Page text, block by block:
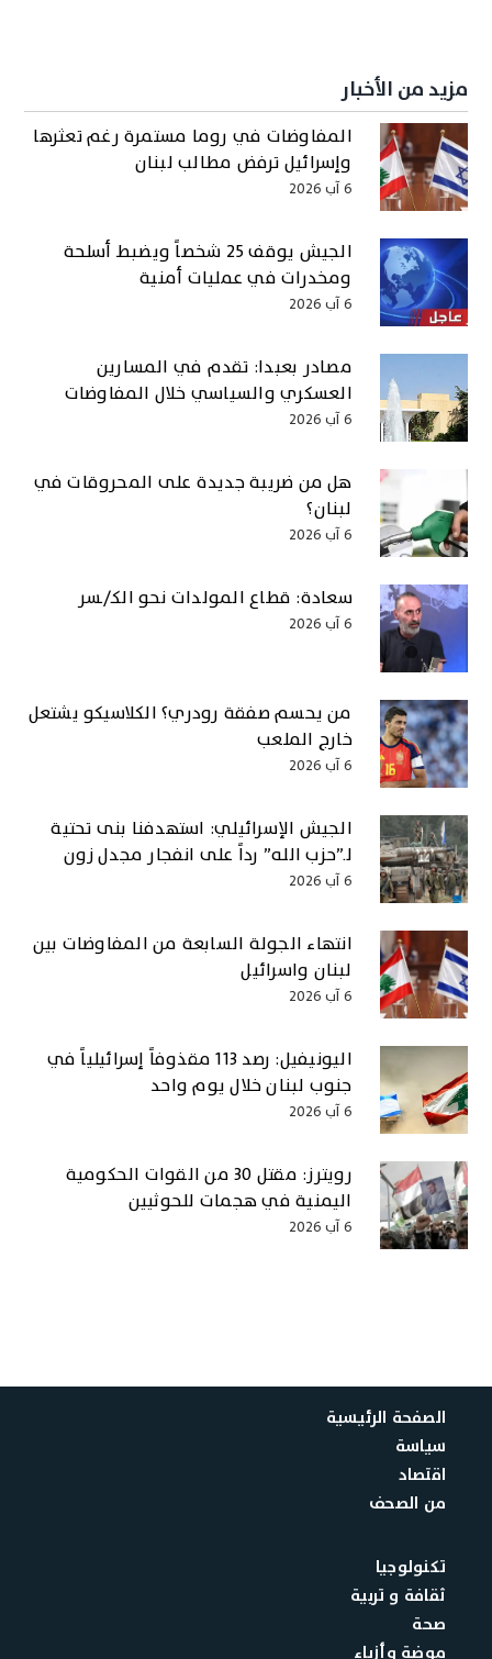
مزيد من الأخبار
المفاوضات في روما مستمرة رغم تعثرها
وإسرائيل ترفض مطالب لبنان
6 آب 2026
الجيش يوقف 25 شخصاً ويضبط أسلحة
ومخدرات في عمليات أمنية
6 آب 2026
مصادر بعبدا: تقدم في المسارين
العسكري والسياسي خلال المفاوضات
6 آب 2026
هل من ضريبة جديدة على المحروقات في
لبنان؟
6 آب 2026
سعادة: قطاع المولدات نحو الكـ/ـسر
6 آب 2026
من يحسم صفقة رودري؟ الكلاسيكو يشتعل
خارج الملعب
6 آب 2026
الجيش الإسرائيلي: استهدفنا بنى تحتية
لـ”حزب الله” رداً على انفجار مجدل زون
6 آب 2026
انتهاء الجولة السابعة من المفاوضات بين
لبنان واسرائيل
6 آب 2026
اليونيفيل: رصد 113 مقذوفاً إسرائيلياً في
جنوب لبنان خلال يوم واحد
6 آب 2026
رويترز: مقتل 30 من القوات الحكومية
اليمنية في هجمات للحوثيين
6 آب 2026
الصفحة الرئيسية
سياسة
اقتصاد
من الصحف
تكنولوجيا
ثقافة و تربية
صحة
موضة وأزياء